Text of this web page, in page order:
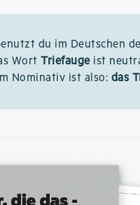
du im Deutschen
WortTriefaugeist
Nominativ ist also: das